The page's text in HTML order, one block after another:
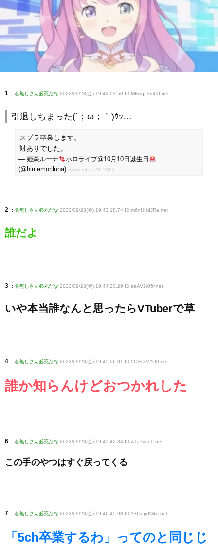
1 : 名無しさん必死だな 2022/09/23(金) 19:42:03.50 ID:MFwqL3mC0.net
引退しちまった(´；ω；｀)ｳｯ…
スプラ卒業します。
対ありでした。
— 姫森ルーナ
ホロライブ@10月10日誕生日
(@himemoriluna) September 23, 2022
2 : 名無しさん必死だな 2022/09/23(金) 19:43:18.74 ID:m6nHHdJRa.net
誰だよ
3 : 名無しさん必死だな 2022/09/23(金) 19:44:20.29 ID:eaAV2r05r.net
いや本当誰なんと思ったらVTuberで草
4 : 名無しさん必死だな 2022/09/23(金) 19:45:06.81 ID:9O+c3VZO0 .net
誰か知らんけどおつかれした
6 : 名無しさん必死だな 2022/09/23(金) 19:45:42.84 ID:wTjI7yau0 .net
この手のやつはすぐ戻ってくる
7 : 名無しさん必死だな 2022/09/23(金) 19:46:45.98 ID:1+OepdN4d .net
「5ch卒業するわ」ってのと同じじ